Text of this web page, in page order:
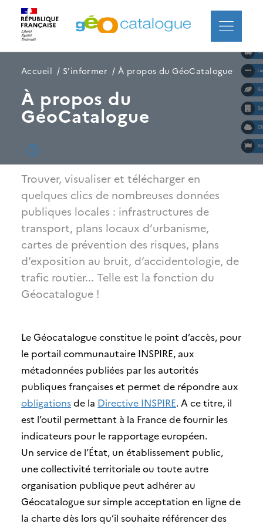
contenu
principal
Fil
Accueil S'informer À propos du GéoCatalogue
À propos du
GéoCatalogue
Trouver, visualiser et télécharger en
quelques clics de nombreuses données
publiques locales : infrastructures de
transport, plans locaux d’urbanisme,
cartes de prévention des risques, plans
d’exposition au bruit, d’accidentologie, de
trafic routier... Telle est la fonction du
Géocatalogue !
Le Géocatalogue constitue le point d’accès, pour
le portail communautaire INSPIRE, aux
métadonnées publiées par les autorités
publiques françaises et permet de répondre aux
obligationsde la Directive INSPIRE. A ce titre, il
est l’outil permettant à la France de fournir les
indicateurs pour le rapportage européen.
Un service de l’État, un établissement public,
une collectivité territoriale ou toute autre
organisation publique peut adhérer au
Géocatalogue sur simple acceptation en ligne de
la charte dès lors qu’il souhaite référencer des
Panneau de gestion des cookies